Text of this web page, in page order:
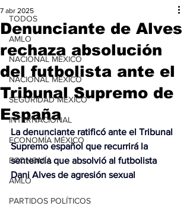
TODOS
AMLO
NACIONAL MÉXICO
NACIONAL MÉXICO
SEGURIDAD MÉXICO
INTERNACIONAL
ECONOMÍA MÉXICO
ECONOMÍA
AMLO
PARTIDOS POLÍTICOS
Denunciante de Alves
rechaza absolución
del futbolista ante el
Tribunal Supremo de
España
7 abr 2025
La denunciante ratificó ante el Tribunal
Supremo español que recurrirá la
sentencia que absolvió al futbolista
Dani Alves de agresión sexual